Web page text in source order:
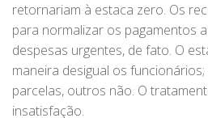
retornariam à estaca zero. Os
para normalizar os pagamentos
despesas urgentes, de fato. O
maneira desigual os
parcelas, outros não. O
insatisfação.